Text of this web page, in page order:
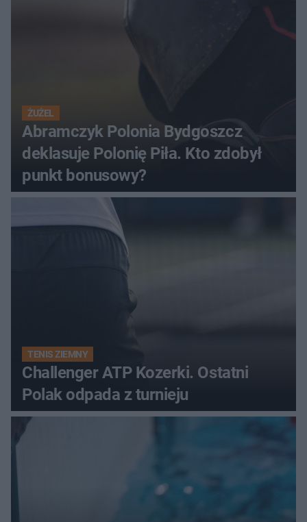
ŻUŻEL
Abramczyk Polonia Bydgoszcz
deklasuje Polonię Piła. Kto zdobył
punkt bonusowy?
TENIS ZIEMNY
Challenger ATP Kozerki. Ostatni
Polak odpada z turnieju